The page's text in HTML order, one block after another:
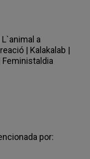
En 2010
Miren Jaio y
proyecto
hasta
curadora
dePablo
L`animal a
| Kalakalab |
Feministaldia
por: